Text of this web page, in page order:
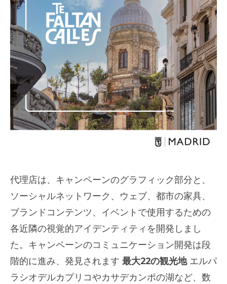
代理店は、キャンペーンのグラフィック部分と、
ソーシャルネットワーク、ウェブ、都市の家具、
ブランドコンテンツ、イベントで使用するための
各近隣の視覚的アイデンティティを開発しまし
た。キャンペーンのコミュニケーション開発は段
階的に進み、発見されます 最大22の観光地エルパ
ラシオデルカプリコやカサデカンポの湖など、数